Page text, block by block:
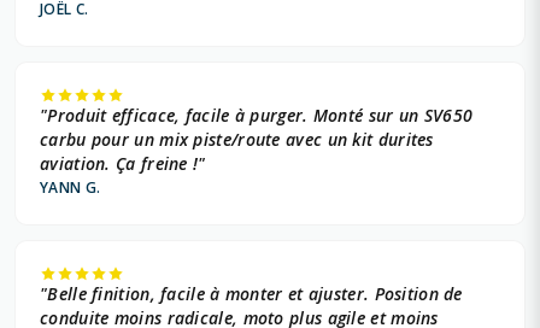
JOËL C.
"Produit efficace, facile à purger. Monté sur un SV650
carbu pour un mix piste/route avec un kit durites
aviation. Ça freine !"
YANN G.
"Belle finition, facile à monter et ajuster. Position de
conduite moins radicale, moto plus agile et moins